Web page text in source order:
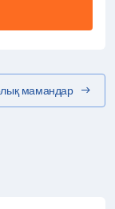
мамандар